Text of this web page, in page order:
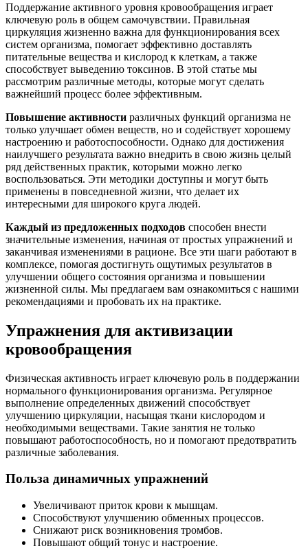
Поддержание активного уровня кровообращения играет
ключевую роль в общем самочувствии. Правильная
циркуляция жизненно важна для функционирования всех
систем организма, помогает эффективно доставлять
питательные вещества и кислород к клеткам, а также
способствует выведению токсинов. В этой статье мы
рассмотрим различные методы, которые могут сделать
важнейший процесс более эффективным.
Повышение активности различных функций организма не
только улучшает обмен веществ, но и содействует хорошему
настроению и работоспособности. Однако для достижения
наилучшего результата важно внедрить в свою жизнь целый
ряд действенных практик, которыми можно легко
воспользоваться. Эти методики доступны и могут быть
применены в повседневной жизни, что делает их
интересными для широкого круга людей.
Каждый из предложенных подходов способен внести
значительные изменения, начиная от простых упражнений и
заканчивая изменениями в рационе. Все эти шаги работают в
комплексе, помогая достигнуть ощутимых результатов в
улучшении общего состояния организма и повышении
жизненной силы. Мы предлагаем вам ознакомиться с нашими
рекомендациями и пробовать их на практике.
Упражнения для активизации
кровообращения
Физическая активность играет ключевую роль в поддержании
нормального функционирования организма. Регулярное
выполнение определенных движений способствует
улучшению циркуляции, насыщая ткани кислородом и
необходимыми веществами. Такие занятия не только
повышают работоспособность, но и помогают предотвратить
различные заболевания.
Польза динамичных упражнений
Увеличивают приток крови к мышцам.
Способствуют улучшению обменных процессов.
Снижают риск возникновения тромбов.
Повышают общий тонус и настроение.